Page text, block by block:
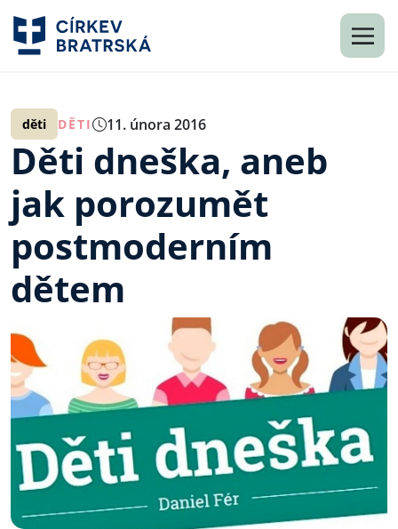
děti DĚTI 11. února 2016
Děti dneška, aneb
jak porozumět
postmoderním
dětem